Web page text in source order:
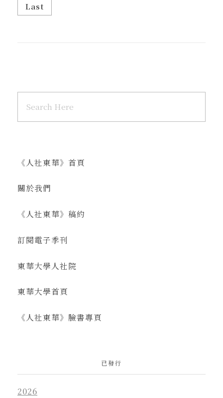
Last
《人社東華》首頁
關於我們
《人社東華》稿約
訂閱電子季刊
東華大學人社院
東華大學首頁
《人社東華》臉書專頁
已發行
2026